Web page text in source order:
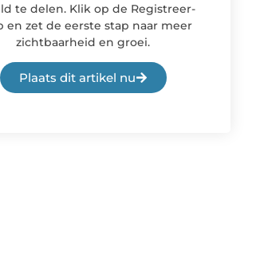
te delen. Klik op de Registreer-
en zet de eerste stap naar meer
zichtbaarheid en groei.
Plaats dit artikel nu